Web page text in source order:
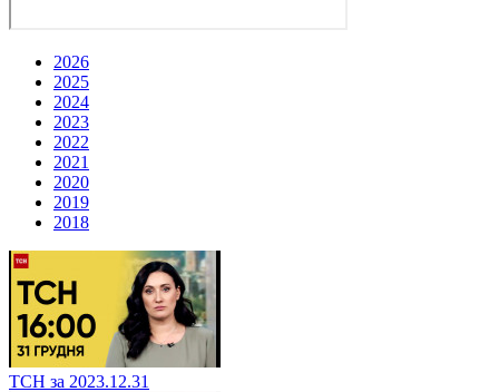
2026
2025
2024
2023
2022
2021
2020
2019
2018
ТСН за 2023.12.31